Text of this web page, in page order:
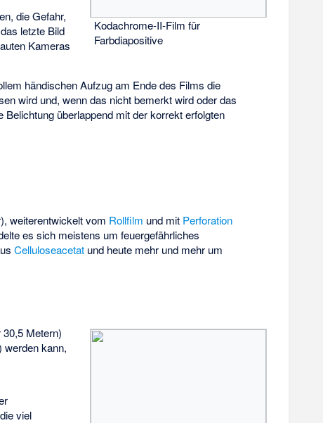
Kodachrome-II-Film für
Farbdiapositive
die Gefahr,
letzte Bild
Kameras
händischen Aufzug am Ende des Films die
wird und, wenn das nicht bemerkt wird oder das
überlappend mit der korrekt erfolgten
weiterentwickelt vom Rollfilm und mit Perforation
es sich meistens um feuergefährliches
Celluloseacetat und heute mehr und mehr um
Metern)
werden kann,
viel